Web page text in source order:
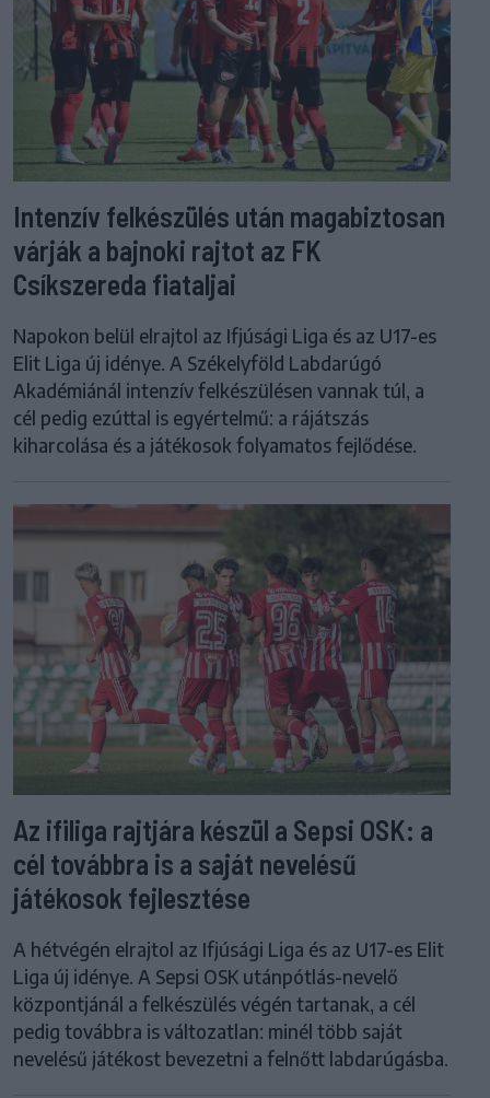
Intenzív felkészülés után magabiztosan
várják a bajnoki rajtot az FK
Csíkszereda fiataljai
Napokon belül elrajtol az Ifjúsági Liga és az U17-es
Elit Liga új idénye. A Székelyföld Labdarúgó
Akadémiánál intenzív felkészülésen vannak túl, a
cél pedig ezúttal is egyértelmű: a rájátszás
kiharcolása és a játékosok folyamatos fejlődése.
Az ifiliga rajtjára készül a Sepsi OSK: a
cél továbbra is a saját nevelésű
játékosok fejlesztése
A hétvégén elrajtol az Ifjúsági Liga és az U17-es Elit
Liga új idénye. A Sepsi OSK utánpótlás-nevelő
központjánál a felkészülés végén tartanak, a cél
pedig továbbra is változatlan: minél több saját
nevelésű játékost bevezetni a felnőtt labdarúgásba.